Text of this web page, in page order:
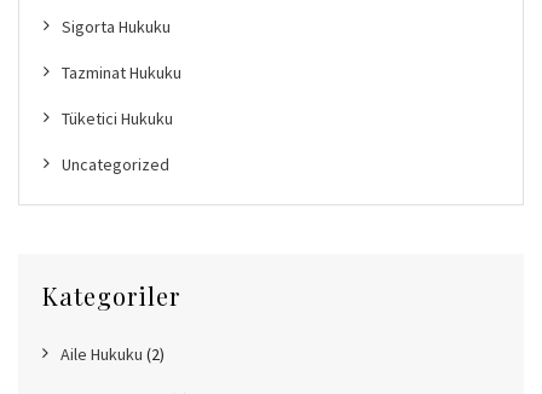
Sigorta Hukuku
Tazminat Hukuku
Tüketici Hukuku
Uncategorized
Kategoriler
Aile Hukuku (2)